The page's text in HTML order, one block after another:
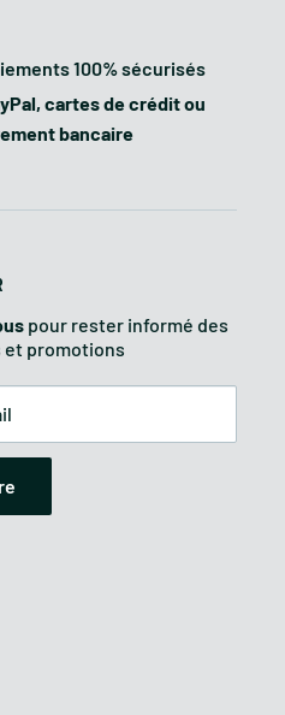
100% sécurisés
cartes de crédit ou
bancaire
pour rester informé des
et promotions